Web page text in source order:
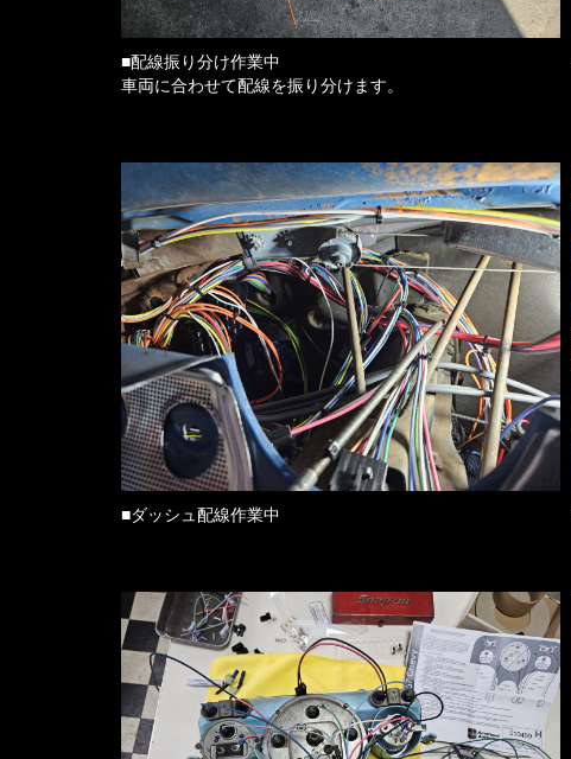
■配線振り分け作業中
車両に合わせて配線を振り分けます。
■ダッシュ配線作業中